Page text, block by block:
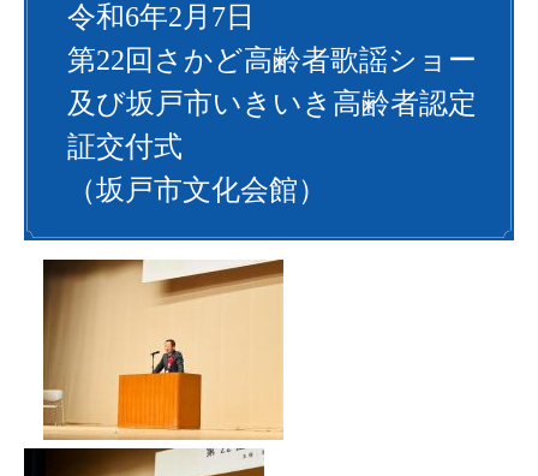
令和6年2月7日
第22回さかど高齢者歌謡ショー
及び坂戸市いきいき高齢者認定
証交付式
（坂戸市文化会館）